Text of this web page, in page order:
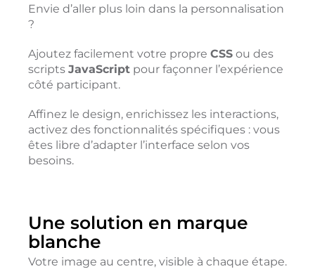
Envie d’aller plus loin dans la personnalisation
?
Ajoutez facilement votre propre CSSou des
scripts JavaScriptpour façonner l’expérience
côté participant.
Affinez le design, enrichissez les interactions,
activez des fonctionnalités spécifiques : vous
êtes libre d’adapter l’interface selon vos
besoins.
Une solution en marque
blanche
Votre image au centre, visible à chaque étape.